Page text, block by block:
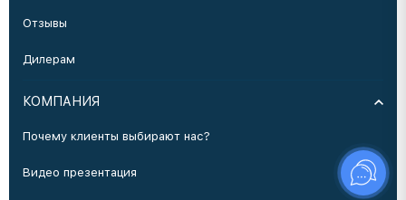
Отзывы
Дилерам
КОМПАНИЯ
Почему клиенты выбирают нас?
Видео презентация